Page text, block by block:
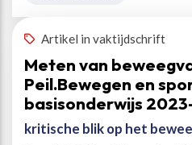
Artikel in vaktijdschrift
Meten van
Peil.Bewegen en
basisonderwijs
kritische blik op het